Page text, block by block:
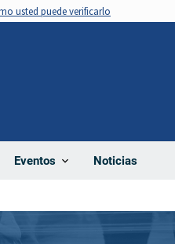
usted puede verificarlo
Eventos Noticias